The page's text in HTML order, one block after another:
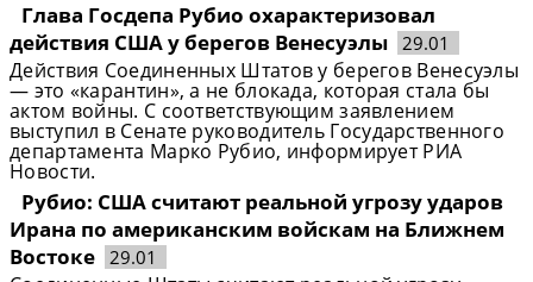
Глава Госдепа Рубио охарактеризовал
действия США у берегов Венесуэлы 29.01
Действия Соединенных Штатов у берегов Венесуэлы
— это «карантин», а не блокада, которая стала бы
актом войны. С соответствующим заявлением
выступил в Сенате руководитель Государственного
департамента Марко Рубио, информирует РИА
Новости.
Рубио: США считают реальной угрозу ударов
Ирана по американским войскам на Ближнем
Востоке 29.01